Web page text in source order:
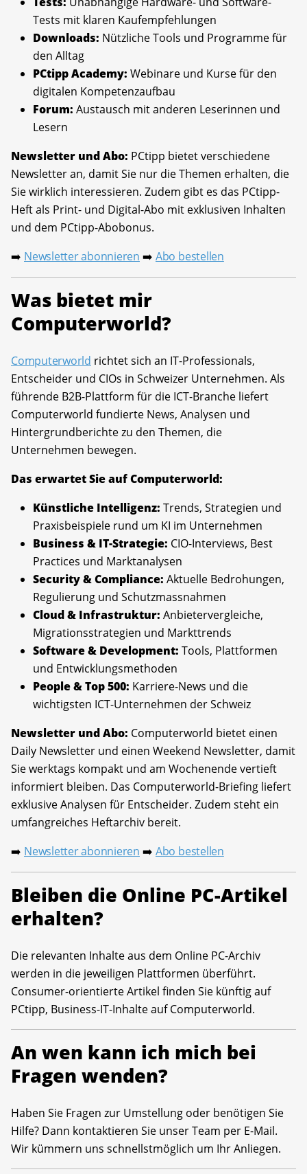
Tests mit klaren Kaufempfehlungen
Downloads: Nützliche Tools und Programme für
den Alltag
PCtipp Academy: Webinare und Kurse für den
digitalen Kompetenzaufbau
Forum: Austausch mit anderen Leserinnen und
Lesern
Newsletter und Abo: PCtipp bietet verschiedene
Newsletter an, damit Sie nur die Themen erhalten, die
Sie wirklich interessieren. Zudem gibt es das PCtipp-
Heft als Print- und Digital-Abo mit exklusiven Inhalten
und dem PCtipp-Abobonus.
➡️ Newsletter abonnieren ➡️ Abo bestellen
Was bietet mir
Computerworld?
Computerworld richtet sich an IT-Professionals,
Entscheider und CIOs in Schweizer Unternehmen. Als
führende B2B-Plattform für die ICT-Branche liefert
Computerworld fundierte News, Analysen und
Hintergrundberichte zu den Themen, die
Unternehmen bewegen.
Das erwartet Sie auf Computerworld:
Künstliche Intelligenz: Trends, Strategien und
Praxisbeispiele rund um KI im Unternehmen
Business & IT-Strategie: CIO-Interviews, Best
Practices und Marktanalysen
Security & Compliance: Aktuelle Bedrohungen,
Regulierung und Schutzmassnahmen
Cloud & Infrastruktur: Anbietervergleiche,
Migrationsstrategien und Markttrends
Software & Development: Tools, Plattformen
und Entwicklungsmethoden
People & Top 500: Karriere-News und die
wichtigsten ICT-Unternehmen der Schweiz
Newsletter und Abo: Computerworld bietet einen
Daily Newsletter und einen Weekend Newsletter, damit
Sie werktags kompakt und am Wochenende vertieft
informiert bleiben. Das Computerworld-Briefing liefert
exklusive Analysen für Entscheider. Zudem steht ein
umfangreiches Heftarchiv bereit.
➡️ Newsletter abonnieren ➡️ Abo bestellen
Bleiben die Online PC-Artikel
erhalten?
Die relevanten Inhalte aus dem Online PC-Archiv
werden in die jeweiligen Plattformen überführt.
Consumer-orientierte Artikel finden Sie künftig auf
PCtipp, Business-IT-Inhalte auf Computerworld.
An wen kann ich mich bei
Fragen wenden?
Haben Sie Fragen zur Umstellung oder benötigen Sie
Hilfe? Dann kontaktieren Sie unser Team per E-Mail.
Wir kümmern uns schnellstmöglich um Ihr Anliegen.